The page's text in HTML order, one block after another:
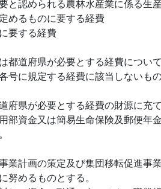
と認められる農林水産業に係る生
めるものに要する経費
要する経費
都道府県が必要とする経費につい
号に規定する経費に該当しないも
府県が必要とする経費の財源に充
部資金又は簡易生命保険及郵便年
業計画の策定及び集団移転促進事
めるものとする。